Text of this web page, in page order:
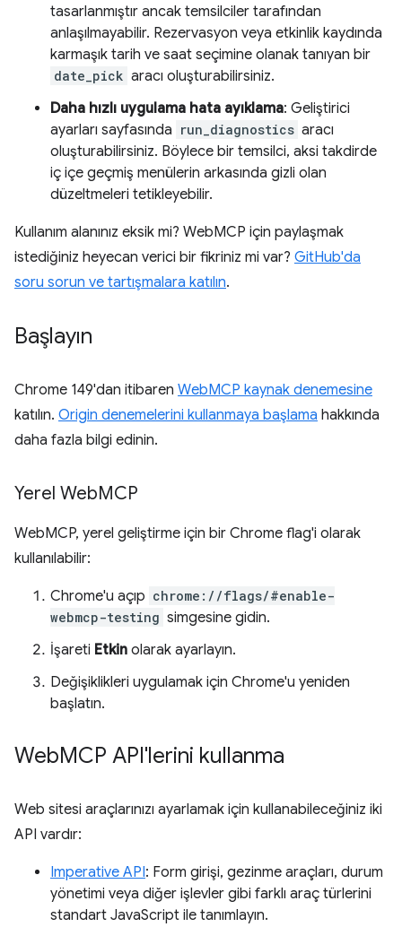
tasarlanmıştır ancak temsilciler tarafından
anlaşılmayabilir. Rezervasyon veya etkinlik kaydında
karmaşık tarih ve saat seçimine olanak tanıyan bir
date_pick aracı oluşturabilirsiniz.
Daha hızlı uygulama hata ayıklama: Geliştirici
ayarları sayfasında run_diagnostics aracı
oluşturabilirsiniz. Böylece bir temsilci, aksi takdirde
iç içe geçmiş menülerin arkasında gizli olan
düzeltmeleri tetikleyebilir.
Kullanım alanınız eksik mi? WebMCP için paylaşmak
istediğiniz heyecan verici bir fikriniz mi var? GitHub'da
soru sorun ve tartışmalara katılın.
Başlayın
Chrome 149'dan itibaren WebMCP kaynak denemesine
katılın. Origin denemelerini kullanmaya başlama hakkında
daha fazla bilgi edinin.
Yerel WebMCP
WebMCP, yerel geliştirme için bir Chrome flag'i olarak
kullanılabilir:
Chrome'u açıp chrome://flags/#enable-
webmcp-testing simgesine gidin.
İşareti Etkin olarak ayarlayın.
Değişiklikleri uygulamak için Chrome'u yeniden
başlatın.
WebMCP API'lerini kullanma
Web sitesi araçlarınızı ayarlamak için kullanabileceğiniz iki
API vardır:
Imperative API: Form girişi, gezinme araçları, durum
yönetimi veya diğer işlevler gibi farklı araç türlerini
standart JavaScript ile tanımlayın.